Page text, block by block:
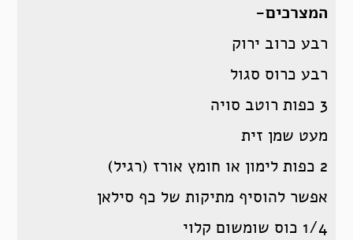
המצרכים-
רבע כרוב ירוק
רבע כרוס סגול
3 כפות רוטב סויה
מעט שמן זית
2 כפות לימון או חומץ אורז (רגיל)
אפשר להוסיף מתיקות של כף סילאן
1/4 כוס שומשום קלוי